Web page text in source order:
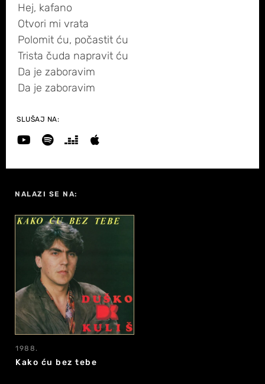
Hej, kafano
Otvori mi vrata
Polomit ću, počastit ću
Trista čuda napravit ću
Da je zaboravim
Da je zaboravim
SLUŠAJ NA:
NALAZI SE NA:
1988.
Kako ću bez tebe